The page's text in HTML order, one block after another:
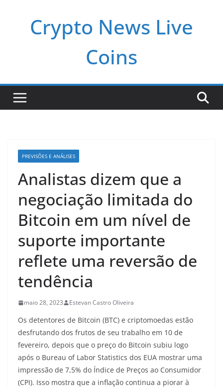
Crypto News Live
Coins
PREVISÕES E ANÁLISES
Analistas dizem que a
negociação limitada do
Bitcoin em um nível de
suporte importante
reflete uma reversão de
tendência
maio 28, 2023 Estevan Castro Oliveira
Os detentores de Bitcoin (BTC) e criptomoedas estão
desfrutando dos frutos de seu trabalho em 10 de
fevereiro, depois que o preço do Bitcoin subiu logo
após o Bureau of Labor Statistics dos EUA mostrar uma
impressão de 7,5% do Índice de Preços ao Consumidor
(CPI). Isso mostra que a inflação continua a piorar à